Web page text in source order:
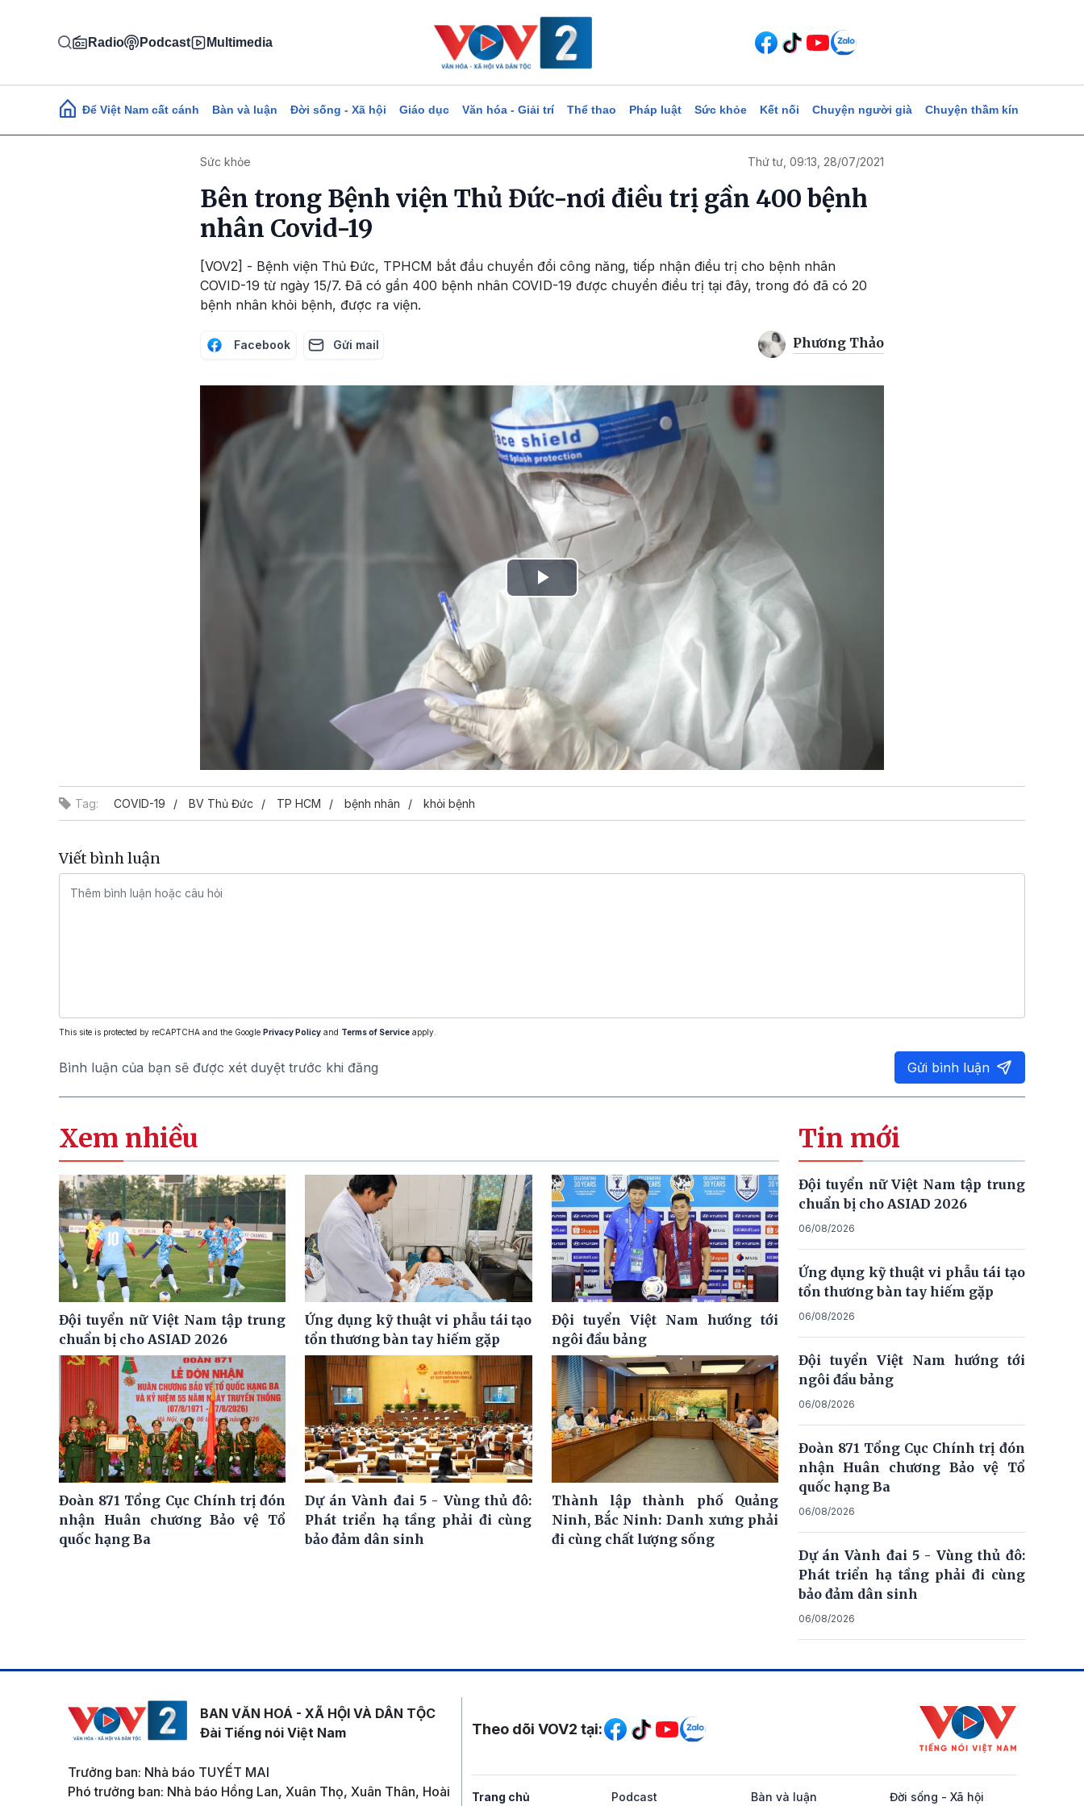
Radio Podcast Multimedia
Main navigation
Để Việt Nam cất cánh Bàn và luận Đời sống - Xã hội Giáo dục Văn hóa - Giải trí Thể thao Pháp luật Sức khỏe Kết nối Chuyện người già Chuyện thầm kín
Sức khỏe Thứ tư, 09:13, 28/07/2021
Bên trong Bệnh viện Thủ Đức-nơi điều trị gần 400 bệnh
nhân Covid-19
[VOV2] - Bệnh viện Thủ Đức, TPHCM bắt đầu chuyển đổi công năng, tiếp nhận điều trị cho bệnh nhân
COVID-19 từ ngày 15/7. Đã có gần 400 bệnh nhân COVID-19 được chuyển điều trị tại đây, trong đó đã có 20
bệnh nhân khỏi bệnh, được ra viện.
Facebook Gửi mail Phương Thảo
Play
Video
Tag: COVID-19 BV Thủ Đức TP HCM bệnh nhân khỏi bệnh
Viết bình luận
This site is protected by reCAPTCHA and the Google Privacy Policy and Terms of Service apply.
Bình luận của bạn sẽ được xét duyệt trước khi đăng Gửi bình luận
Xem nhiều
Đội tuyển nữ Việt Nam tập trung
chuẩn bị cho ASIAD 2026
Ứng dụng kỹ thuật vi phẫu tái tạo
tổn thương bàn tay hiếm gặp
Đội tuyển Việt Nam hướng tới
ngôi đầu bảng
Đoàn 871 Tổng Cục Chính trị đón
nhận Huân chương Bảo vệ Tổ
quốc hạng Ba
Dự án Vành đai 5 - Vùng thủ đô:
Phát triển hạ tầng phải đi cùng
bảo đảm dân sinh
Thành lập thành phố Quảng
Ninh, Bắc Ninh: Danh xưng phải
đi cùng chất lượng sống
Tin mới
Đội tuyển nữ Việt Nam tập trung
chuẩn bị cho ASIAD 2026
06/08/2026
Ứng dụng kỹ thuật vi phẫu tái tạo
tổn thương bàn tay hiếm gặp
06/08/2026
Đội tuyển Việt Nam hướng tới
ngôi đầu bảng
06/08/2026
Đoàn 871 Tổng Cục Chính trị đón
nhận Huân chương Bảo vệ Tổ
quốc hạng Ba
06/08/2026
Dự án Vành đai 5 - Vùng thủ đô:
Phát triển hạ tầng phải đi cùng
bảo đảm dân sinh
06/08/2026
BAN VĂN HOÁ - XÃ HỘI VÀ DÂN TỘC
Đài Tiếng nói Việt Nam
Trưởng ban: Nhà báo TUYẾT MAI
Phó trưởng ban: Nhà báo Hồng Lan, Xuân Thọ, Xuân Thân, Hoài
Mạng xã hội
Theo dõi VOV2 tại:
Trang chủ Podcast Bàn và luận Đời sống - Xã hội